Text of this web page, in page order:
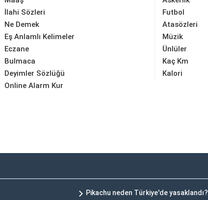
İlahi Sözleri
Ne Demek
Eş Anlamlı Kelimeler
Eczane
Bulmaca
Deyimler Sözlüğü
Futbol
Atasözleri
Müzik
Ünlüler
Kaç Km
Kalori
Online Alarm Kur
Pikachu neden Türkiye'de yasaklandı?